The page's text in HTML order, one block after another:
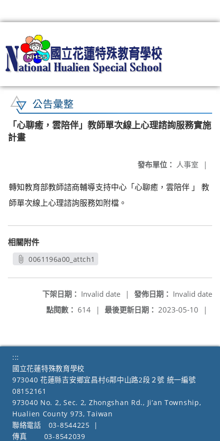
公告彙整
「心聊癒，雲陪伴」教師單次線上心理諮詢服務實施
計畫
發布單位： 人事室 |
轉知教育部教師諮商輔導支持中心「心聊癒，雲陪伴 」 教
師單次線上心理諮詢服務如附檔。
相關附件
0061196a00_attch1
發佈日期： Invalid date
下架日期： Invalid date
|
最後更新日期： 2023-05-10 |
點閱數： 614 |
:::
國立花蓮特殊教育學校
973040 花蓮縣吉安鄉宜昌村6鄰中山路2段２號 統一編號
08152161
973040 No. 2, Sec. 2, Zhongshan Rd., Ji’an Township,
Hualien County 973, Taiwan
聯絡電話
03-8544225
|
傳真
03-8542039